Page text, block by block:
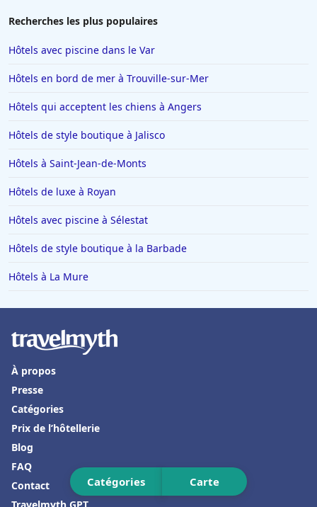
Hôtels à Limoges
Hôtels à Antibes
Hôtels à Lille
Hôtels à Rome
Hôtels à Villeneuve-Loubet
Hôtels à Trouville-sur-Mer
Hôtels en France
Hôtels à Saint-Cyprien-Plage
Hôtels à Saint-Georges-de-Didonne
Hôtels à La Flotte
Hôtels à Bourg-en-Bresse
Hôtels en Grèce
Hôtels à San Francisco
Hôtels à Tarragone
Catégories Carte
Recherches les plus populaires
Hôtels avec piscine dans le Var
Hôtels en bord de mer à Trouville-sur-Mer
Hôtels qui acceptent les chiens à Angers
Hôtels de style boutique à Jalisco
Hôtels à Saint-Jean-de-Monts
Hôtels de luxe à Royan
Hôtels avec piscine à Sélestat
Hôtels de style boutique à la Barbade
Hôtels à La Mure
À propos
Presse
Catégories
Prix de l’hôtellerie
Blog
FAQ
Contact